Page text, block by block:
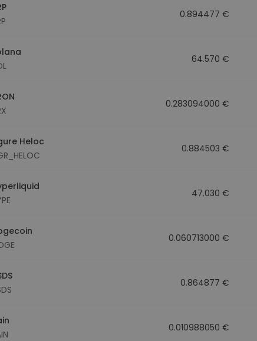
0.894477 €
64.570 €
0.283094000 €
Heloc
0.884503 €
47.030 €
0.060713000 €
0.864877 €
0.010988050 €